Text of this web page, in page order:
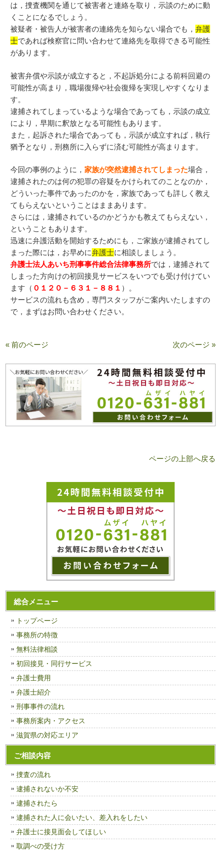
は，捜査機関を通じて被害者と連絡を取り，示談のために動
くことになるでしょう。
被疑者・被告人が被害者の連絡先を知らない場合でも，弁護
士であれば検察官に問い合わせて連絡先を取得できる可能性
があります。
被害弁償や示談が成立すると，不起訴処分による前科回避の
可能性が高まり，職場復帰や社会復帰を実現しやすくなりま
す。
逮捕されてしまっているような場合であっても，示談の成立
により，早期に釈放となる可能性もあります。
また，起訴された場合であっても，示談が成立すれば，執行
猶予となり，刑務所に入らずに済む可能性が高まります。
今回の事例のように，家族が突然逮捕されてしまった場合，
逮捕されたのは何の犯罪の容疑をかけられてのことなのか，
どういった事件であったのかを，家族であっても詳しく教え
てもらえないということはままあります。
さらには，逮捕されているのかどうかも教えてもらえない，
ということもあります。
迅速に弁護活動を開始するためにも，ご家族が逮捕されてし
まった際には，お早めに弁護士に相談しましょう。
弁護士法人あいち刑事事件総合法律事務所では，逮捕されて
しまった方向けの初回接見サービスをいつでも受け付けてい
ます（ ０１２０－６３１－８８１ ）。
サービスの流れも含め，専門スタッフがご案内いたしますの
で，まずはお問い合わせください。
« 前のページ 次のページ »
ページの上部へ戻る
総合メニュー
トップページ
事務所の特徴
無料法律相談
初回接見・同行サービス
弁護士費用
弁護士紹介
刑事事件の流れ
事務所案内・アクセス
滋賀県の対応エリア
ご相談内容
捜査の流れ
逮捕されないか不安
逮捕されたら
逮捕された人に会いたい、差入れをしたい
弁護士に接見面会してほしい
取調べの受け方